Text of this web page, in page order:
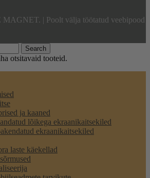
MAGNET. | Poolt välja töötatud veebipood
Search
otsitavaid tooteid.
ja kaaned
lõikega ekraanikaitsekiled
ekraanikaitsekiled
laste käekellad